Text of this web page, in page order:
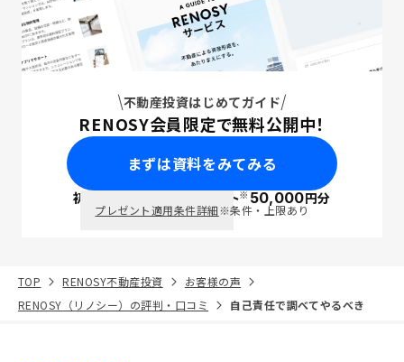
不動産投資はじめてガイド
RENOSY会員限定で無料公開中！
まずは資料をみてみる
初回面談で ポイント※50,000円分
プレゼント適用条件詳細※条件・上限あり
TOP RENOSY不動産投資
お客様の声
RENOSY（リノシー）の評判・口コミ
自己責任で調べてやるべき